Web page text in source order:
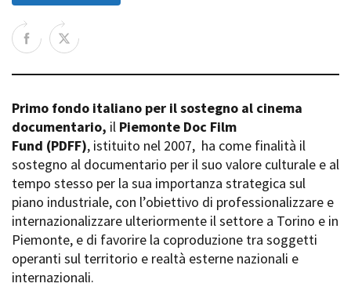
Chi siamo
Storia della Fondazione
Partner
Rete regionale
Bilancio sociale
Amministrazione
trasparente
Bandi e gare
Sostenibilità ambientale
SERVIZI
Servizi generali
Guarda che storia!
La Grazia - Immagini e
location della Torino di Paolo
Sorrentino
Open Day
Ciak in TOur!
FESTIVAL, MARKETS,
AWARDS
International Film Festival
Primo fondo italiano per il sostegno al cinema
documentario, il Piemonte Doc Film
Fund (PDFF), istituito nel 2007, ha come finalità il
sostegno al documentario per il suo valore culturale e al
tempo stesso per la sua importanza strategica sul
piano industriale, con l’obiettivo di professionalizzare e
internazionalizzare ulteriormente il settore a Torino e in
Piemonte, e di favorire la coproduzione tra soggetti
operanti sul territorio e realtà esterne nazionali e
internazionali.